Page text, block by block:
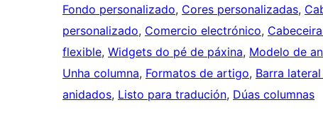
Fondo personalizado, Cores personalizadas,
personalizado, Comercio electrónico,
flexible, Widgets do pé de páxina, Modelo de
Unha columna, Formatos de artigo, Barra
anidados, Listo para tradución, Dúas columnas